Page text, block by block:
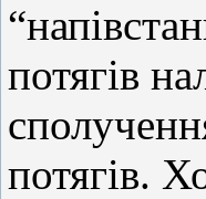
потягів
потягів.